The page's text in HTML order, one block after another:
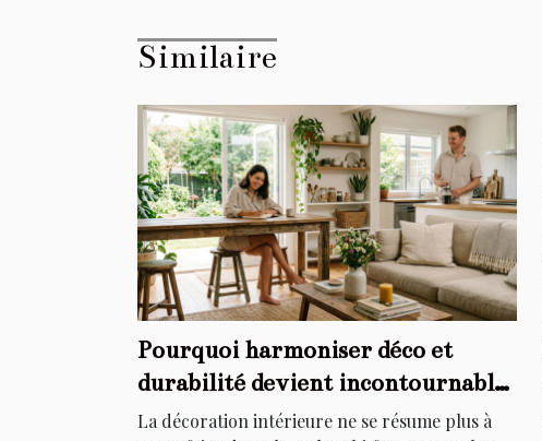
Similaire
Pourquoi harmoniser déco et
durabilité devient incontournable
chez soi
La décoration intérieure ne se résume plus à